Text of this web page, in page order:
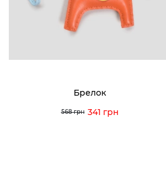
Брелок
568 грн 341 грн